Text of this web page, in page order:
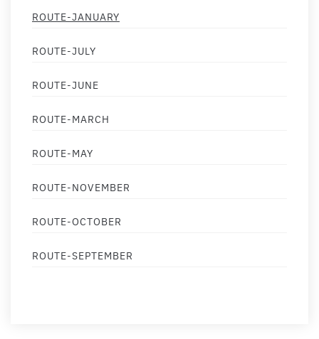
ROUTE-JANUARY
ROUTE-JULY
ROUTE-JUNE
ROUTE-MARCH
ROUTE-MAY
ROUTE-NOVEMBER
ROUTE-OCTOBER
ROUTE-SEPTEMBER